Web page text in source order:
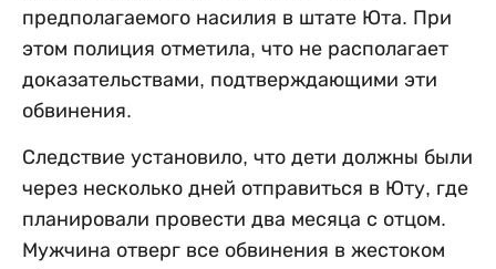
предполагаемого насилия в штате Юта. При
этом полиция отметила, что не располагает
доказательствами, подтверждающими эти
обвинения.
Следствие установило, что дети должны были
через несколько дней отправиться в Юту, где
планировали провести два месяца с отцом.
Мужчина отверг все обвинения в жестоком